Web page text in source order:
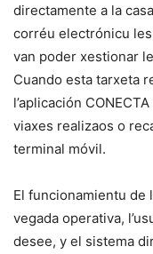
directamente a la
corréu electrónicu
van poder xestionar
Cuando esta tarxeta
l’aplicación
viaxes realizaos o
terminal móvil.
El funcionamientu de
vegada operativa,
desee, y el sistema